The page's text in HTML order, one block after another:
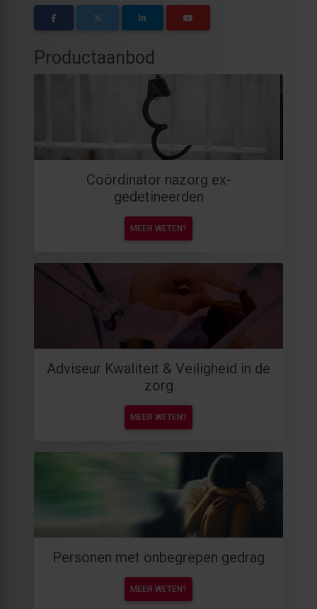
Productaanbod
Coördinator nazorg ex-
gedetineerden
MEER WETEN?
Adviseur Kwaliteit & Veiligheid in de
zorg
MEER WETEN?
Personen met onbegrepen gedrag
MEER WETEN?